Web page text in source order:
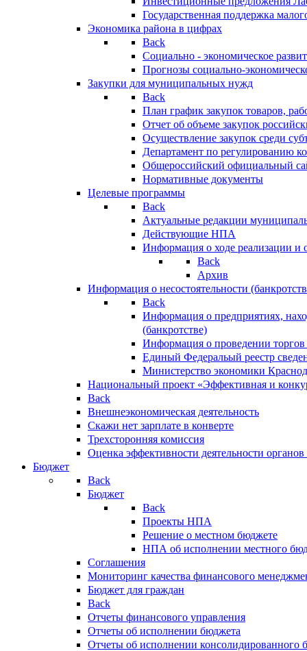
Государственная поддержка
Экономика района в цифрах
Back
Социально - экономическое
Прогнозы социально-
Закупки для муниципальных нужд
Back
План график закупок товаров,
Отчет об объеме закупок
Осуществление закупок среди
Департамент по регулированию
Общероссийский официальный
Нормативные документы
Целевые программы
Back
Актуальные редакции
Действующие НПА
Информация о ходе реализации
Back
Архив
Информация о несостоятельности
Back
Информация о предприятиях,
(банкротстве)
Информация о проведении
Единый Федеральый реестр
Министерство экономики
Национальный проект «Эффективная и
Back
Внешнеэкономическая деятельность
Скажи нет зарплате в конверте
Трехсторонняя комиссия
Оценка эффективности деятельности
Бюджет
Back
Бюджет
Back
Проекты НПА
Решение о местном бюджете
НПА об исполнении местного
Соглашения
Мониторинг качества финансового
Бюджет для граждан
Back
Отчеты финансового управления
Отчеты об исполнении бюджета
Отчеты об исполнении консолидированного